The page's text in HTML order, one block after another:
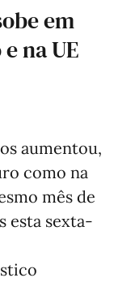
em
na UE
aumentou,
como na
mês de
esta sexta-